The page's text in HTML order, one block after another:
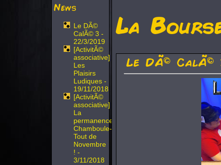
News
Le DÃ©
CalÃ© 3 -
22/3/2019
[ActivitÃ©
associative]
Les
Plaisirs
Ludiques -
19/11/2018
[ActivitÃ©
associative]
La
permanence
Chamboule-
Tout de
Novembre
! -
3/11/2018
La
Le DÃ© CalÃ©